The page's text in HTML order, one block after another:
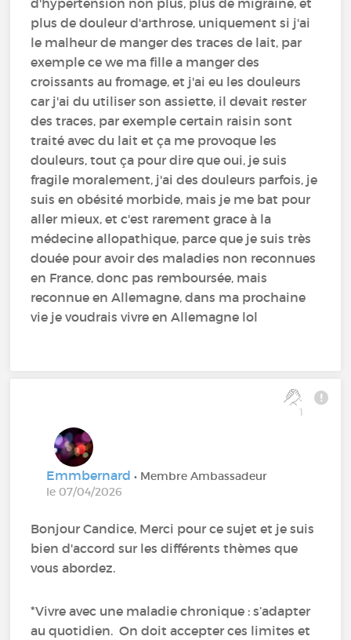
plus de douleur d'arthrose, uniquement si j'ai
le malheur de manger des traces de lait, par
exemple ce we ma fille a manger des
croissants au fromage, et j'ai eu les douleurs
car j'ai du utiliser son assiette, il devait rester
des traces, par exemple certain raisin sont
traité avec du lait et ça me provoque les
douleurs, tout ça pour dire que oui, je suis
fragile moralement, j'ai des douleurs parfois, je
suis en obésité morbide, mais je me bat pour
aller mieux, et c'est rarement grace à la
médecine allopathique, parce que je suis très
douée pour avoir des maladies non reconnues
en France, donc pas remboursée, mais
reconnue en Allemagne, dans ma prochaine
vie je voudrais vivre en Allemagne lol
1
Emmbernard• Membre Ambassadeur
le 07/04/2026
Bonjour Candice, Merci pour ce sujet et je suis
bien d'accord sur les différents thèmes que
vous abordez.
*Vivre avec une maladie chronique : s’adapter
au quotidien. On doit accepter ces limites et